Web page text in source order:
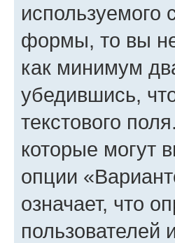
используемого
формы, то вы
как минимум
убедившись,
текстового
которые могут
опции
означает, что
пользователей